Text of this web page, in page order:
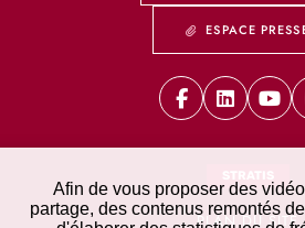
Afin de vous proposer des
partage, des contenus remontés
ESPACE
STRATIS
PLAN DU SITE